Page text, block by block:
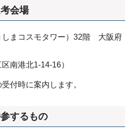
会場
しまコスモタワー）32階 大阪府
南港北1-14-16）
付時に案内します。
するもの